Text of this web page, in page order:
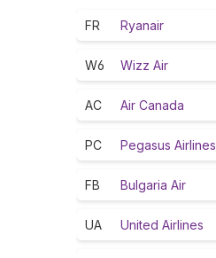
FR Ryanair
W6 Wizz Air
AC Air Canada
PC Pegasus Airlines
FB Bulgaria Air
UA United Airlines